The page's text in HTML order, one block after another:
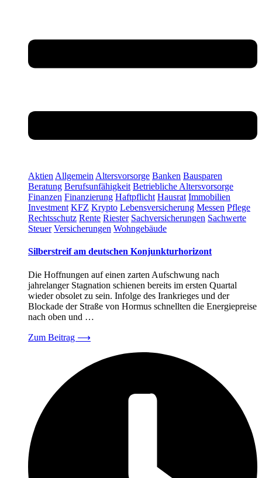
Aktien Allgemein Altersvorsorge Banken Bausparen
Beratung Berufsunfähigkeit Betriebliche Altersvorsorge
Finanzen Finanzierung Haftpflicht Hausrat Immobilien
Investment KFZ Krypto Lebensversicherung Messen Pflege
Rechtsschutz Rente Riester Sachversicherungen Sachwerte
Steuer Versicherungen Wohngebäude
Silberstreif am deutschen Konjunkturhorizont
Die Hoffnungen auf einen zarten Aufschwung nach
jahrelanger Stagnation schienen bereits im ersten Quartal
wieder obsolet zu sein. Infolge des Irankrieges und der
Blockade der Straße von Hormus schnellten die Energiepreise
nach oben und …
Zum Beitrag ⟶